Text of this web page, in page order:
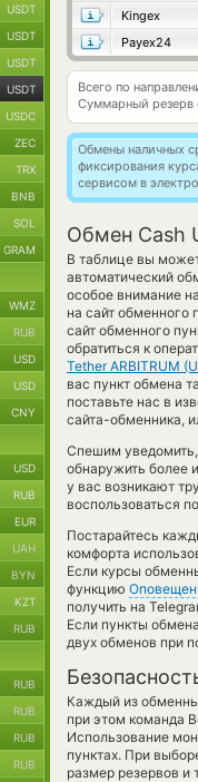
Kingex
Payex24
Всего по
Суммарный резерв
Обмены наличных
фиксирования
сервисом в
Обмен Cash
В таблице вы
автоматический
особое внимание
на сайт обменного
сайт обменного
обратиться к
Tether ARBITRUM
вас пункт обмена
поставьте нас в
сайта-обменника,
Спешим
обнаружить более
у вас возникают
воспользоваться
Постарайтесь
комфорта
Если курсы
функцию
получить на
Если пункты
двух обменов при
Каждый из
при этом команда
Использование
пунктах. При
размер резервов и
USDT
USDT
USDT
USDT
USDC
ZEC
TRX
BNB
SOL
GRAM
WMZ
RUB
USD
USD
CNY
USD
RUB
EUR
UAH
BYN
KZT
RUB
RUB
RUB
RUB
RUB